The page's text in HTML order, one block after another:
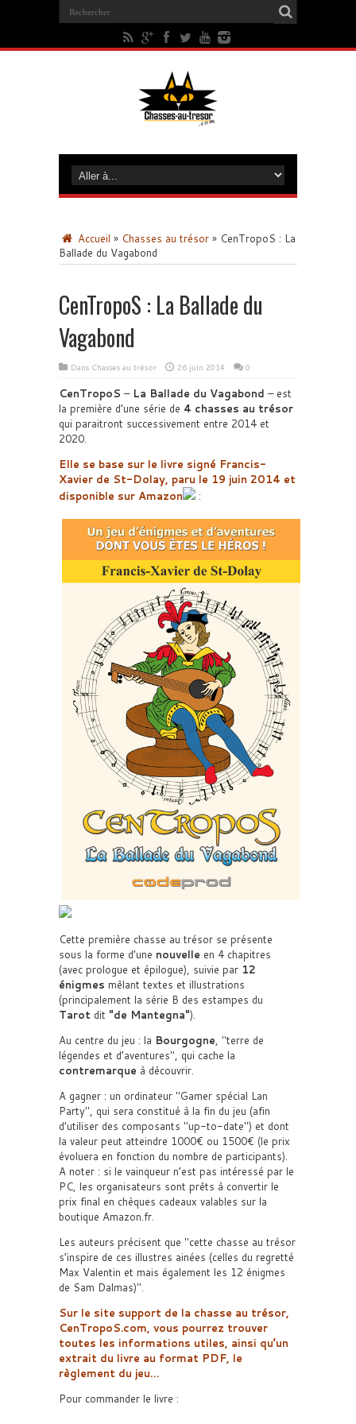
Accueil » Chasses au trésor » CenTropoS : La
Ballade du Vagabond
CenTropoS : La Ballade du
Vagabond
Dans Chasses au trésor 26 juin 2014 0
CenTropoS – La Ballade du Vagabond – est
la première d’une série de 4 chasses au trésor
qui paraitront successivement entre 2014 et
2020.
Elle se base sur le livre signé Francis-
Xavier de St-Dolay, paru le 19 juin 2014 et
disponible sur Amazon
:
Cette première chasse au trésor se présente
sous la forme d’une nouvelle en 4 chapitres
(avec prologue et épilogue), suivie par 12
énigmes mêlant textes et illustrations
(principalement la série B des estampes du
Tarot dit de Mantegna ).
Au centre du jeu : la Bourgogne,
terre de
légendes et d’aventures , qui cache la
contremarque à découvrir.
A gagner : un ordinateur
Gamer spécial Lan
Party , qui sera constitué à la fin du jeu (afin
d’utiliser des composants
up-to-date ) et dont
la valeur peut atteindre 1000€ ou 1500€ (le prix
évoluera en fonction du nombre de participants).
A noter : si le vainqueur n’est pas intéressé par le
PC, les organisateurs sont prêts à convertir le
prix final en chèques cadeaux valables sur la
boutique Amazon.fr.
Les auteurs précisent que
cette chasse au trésor
s’inspire de ces illustres ainées (celles du regretté
Max Valentin et mais également les 12 énigmes
de Sam Dalmas) .
Sur le site support de la chasse au trésor,
CenTropoS.com, vous pourrez trouver
toutes les informations utiles, ainsi qu’un
extrait du livre au format PDF, le
règlement du jeu…
Pour commander le livre :